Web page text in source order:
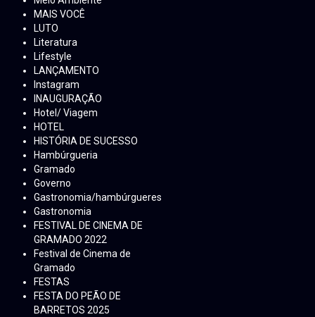
MAIS VOCÊ
LUTO
Literatura
Lifestyle
LANÇAMENTO
Instagram
INAUGURAÇÃO
Hotel/ Viagem
HOTEL
HISTÓRIA DE SUCESSO
Hambúrgueria
Gramado
Governo
Gastronomia/hambúrgueres
Gastronomia
FESTIVAL DE CINEMA DE
GRAMADO 2022
Festival de Cinema de
Gramado
FESTAS
FESTA DO PEÃO DE
BARRETOS 2025